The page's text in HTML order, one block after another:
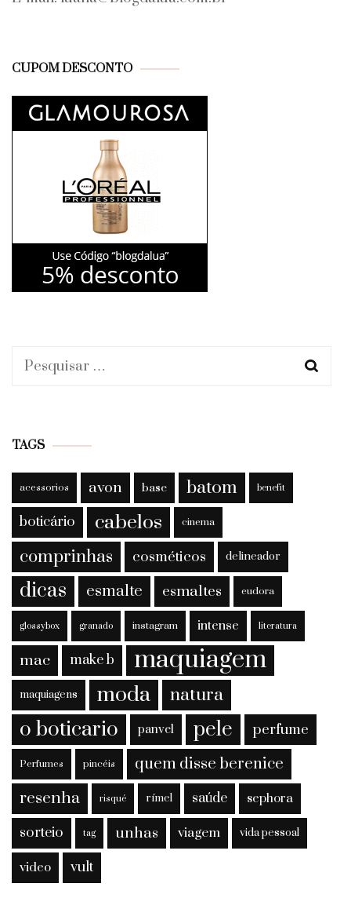
CUPOM DESCONTO
Pesquisar
TAGS
acessorios avon base batom benefit
boticário cabelos cinema
comprinhas cosméticos delineador
dicas esmalte esmaltes eudora
glossybox granado instagram intense literatura
mac make b maquiagem
maquiagens moda natura
o boticario panvel pele perfume
Perfumes pincéis quem disse berenice
resenha risqué rímel saúde sephora
sorteio tag unhas viagem vida pessoal
video vult